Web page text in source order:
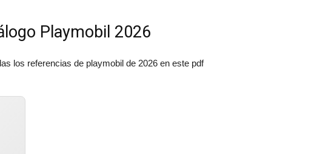
Playmobil 2026
los referencias de playmobil de 2026 en este pdf